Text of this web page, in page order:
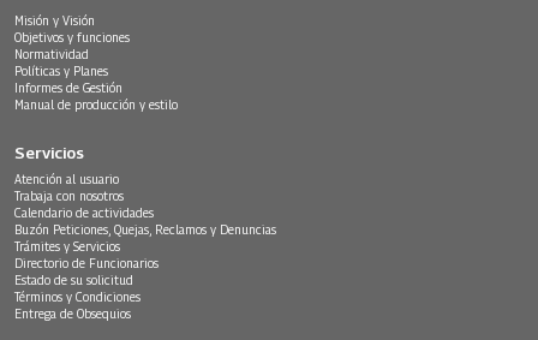
Misión y Visión
Objetivos y funciones
Normatividad
Políticas y Planes
Informes de Gestión
Manual de producción y estilo
Servicios
Atención al usuario
Trabaja con nosotros
Calendario de actividades
Buzón Peticiones, Quejas, Reclamos y Denuncias
Trámites y Servicios
Directorio de Funcionarios
Estado de su solicitud
Términos y Condiciones
Entrega de Obsequios